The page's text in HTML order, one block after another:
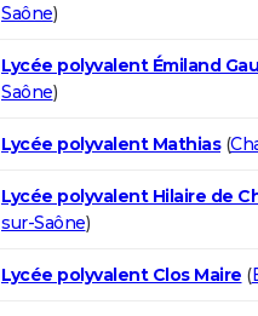
Saône)
Lycée polyvalent Émiland
Saône)
Lycée polyvalent Mathias(
Lycée polyvalent Hilaire de
sur-Saône)
Lycée polyvalent Clos Maire (